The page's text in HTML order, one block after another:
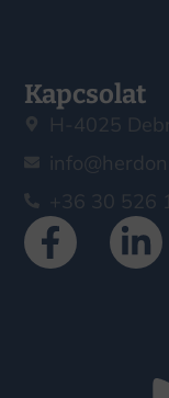
Kapcsolat
H-4025
+36 30 526